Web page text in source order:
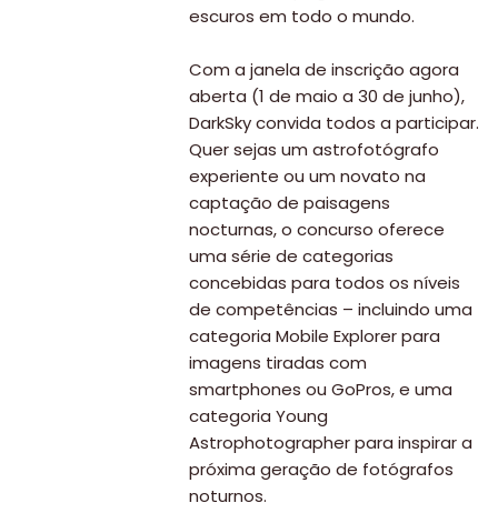
escuros em todo o mundo.
Com a janela de inscrição agora
aberta (1 de maio a 30 de junho),
DarkSky convida todos a participar.
Quer sejas um astrofotógrafo
experiente ou um novato na
captação de paisagens
nocturnas, o concurso oferece
uma série de categorias
concebidas para todos os níveis
de competências – incluindo uma
categoria Mobile Explorer para
imagens tiradas com
smartphones ou GoPros, e uma
categoria Young
Astrophotographer para inspirar a
próxima geração de fotógrafos
noturnos.